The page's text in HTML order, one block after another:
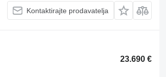
Kontaktirajte prodavatelja
23.690 €